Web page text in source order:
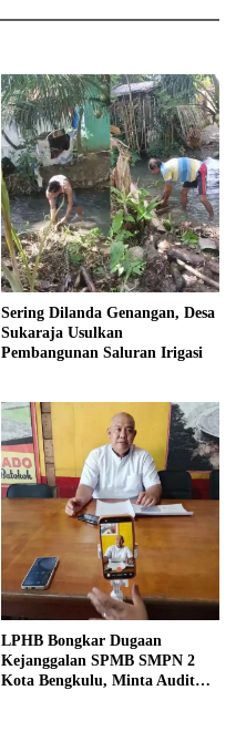
Sering Dilanda Genangan, Desa
Sukaraja Usulkan
Pembangunan Saluran Irigasi
LPHB Bongkar Dugaan
Kejanggalan SPMB SMPN 2
Kota Bengkulu, Minta Audit